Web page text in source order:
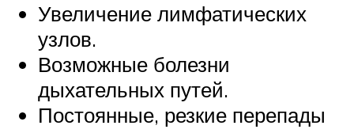
Увеличение лимфатических
узлов.
Возможные болезни
дыхательных путей.
Постоянные, резкие перепады